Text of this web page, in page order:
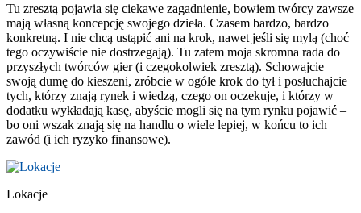
Tu zresztą pojawia się ciekawe zagadnienie, bowiem twórcy zawsze
mają własną koncepcję swojego dzieła. Czasem bardzo, bardzo
konkretną. I nie chcą ustąpić ani na krok, nawet jeśli się mylą (choć
tego oczywiście nie dostrzegają). Tu zatem moja skromna rada do
przyszłych twórców gier (i czegokolwiek zresztą). Schowajcie
swoją dumę do kieszeni, zróbcie w ogóle krok do tył i posłuchajcie
tych, którzy znają rynek i wiedzą, czego on oczekuje, i którzy w
dodatku wykładają kasę, abyście mogli się na tym rynku pojawić –
bo oni wszak znają się na handlu o wiele lepiej, w końcu to ich
zawód (i ich ryzyko finansowe).
Lokacje